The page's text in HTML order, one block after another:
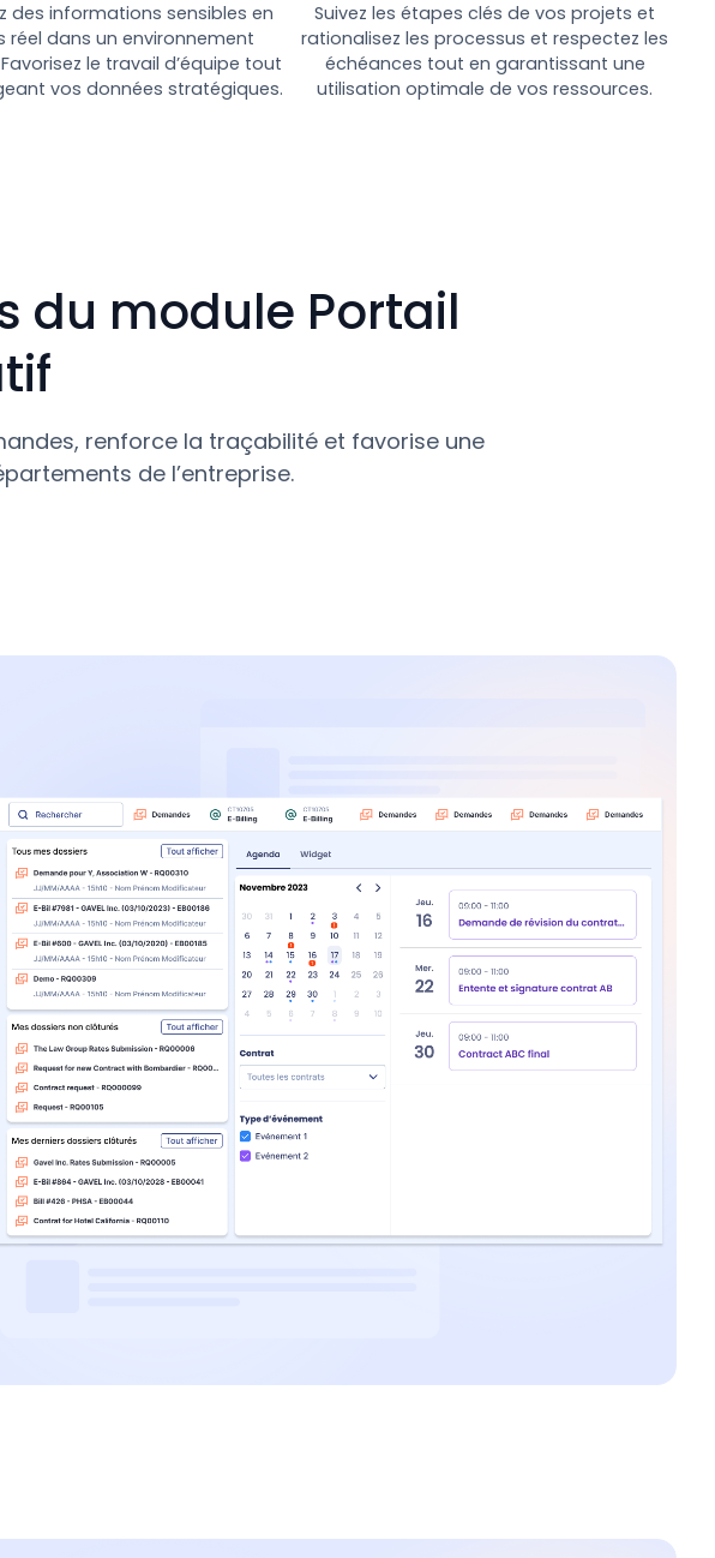
des informations sensibles en
réel dans un environnement
le travail d’équipe tout
vos données stratégiques.
Suivez les étapes clés de vos projets et
rationalisez les processus et respectez les
échéances tout en garantissant une
utilisation optimale de vos ressources.
du module Portail
renforce la traçabilité et favorise une
de l’entreprise.